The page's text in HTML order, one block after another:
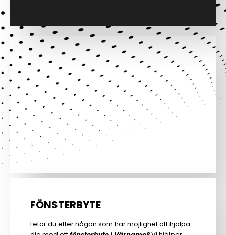
FÖNSTERBYTE
Letar du efter någon som har möjlighet att hjälpa